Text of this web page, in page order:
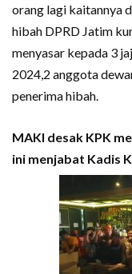
orang lagi kaitannya
hibah DPRD Jatim
menyasar kepada 3
2024,2 anggota
penerima hibah.
MAKI desak KPK
ini menjabat Kadis